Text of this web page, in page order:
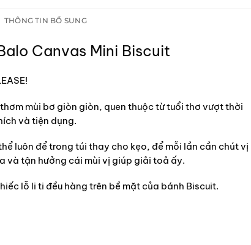
THÔNG TIN BỔ SUNG
Canvas Mini Biscuit
mùi bơ giòn giòn, quen thuộc từ tuổi thơ vượt thời
và tiện dụng.
luôn để trong túi thay cho kẹo, để mỗi lần cần chút vị
và tận hưởng cái mùi vị giúp giải toả ấy.
lỗ li ti đều hàng trên bề mặt của bánh Biscuit.